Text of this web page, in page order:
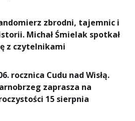
zbrodni, tajemnic i
Michał Śmielak spotkał
z czytelnikami
rocznica Cudu nad Wisłą.
zaprasza na
15 sierpnia